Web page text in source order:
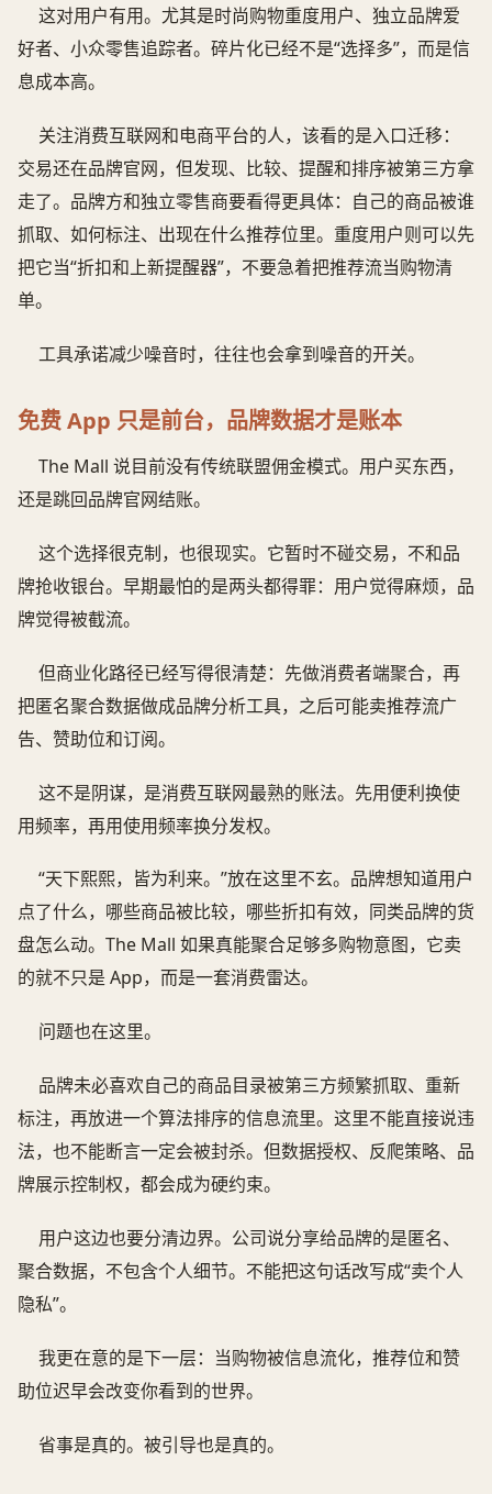
这对用户有用。尤其是时尚购物重度用户、独立品牌爱
好者、小众零售追踪者。碎片化已经不是“选择多”，而是信
息成本高。
关注消费互联网和电商平台的人，该看的是入口迁移：
交易还在品牌官网，但发现、比较、提醒和排序被第三方拿
走了。品牌方和独立零售商要看得更具体：自己的商品被谁
抓取、如何标注、出现在什么推荐位里。重度用户则可以先
把它当“折扣和上新提醒器”，不要急着把推荐流当购物清
单。
工具承诺减少噪音时，往往也会拿到噪音的开关。
免费 App 只是前台，品牌数据才是账本
The Mall 说目前没有传统联盟佣金模式。用户买东西，
还是跳回品牌官网结账。
这个选择很克制，也很现实。它暂时不碰交易，不和品
牌抢收银台。早期最怕的是两头都得罪：用户觉得麻烦，品
牌觉得被截流。
但商业化路径已经写得很清楚：先做消费者端聚合，再
把匿名聚合数据做成品牌分析工具，之后可能卖推荐流广
告、赞助位和订阅。
这不是阴谋，是消费互联网最熟的账法。先用便利换使
用频率，再用使用频率换分发权。
“天下熙熙，皆为利来。”放在这里不玄。品牌想知道用户
点了什么，哪些商品被比较，哪些折扣有效，同类品牌的货
盘怎么动。The Mall 如果真能聚合足够多购物意图，它卖
的就不只是 App，而是一套消费雷达。
问题也在这里。
品牌未必喜欢自己的商品目录被第三方频繁抓取、重新
标注，再放进一个算法排序的信息流里。这里不能直接说违
法，也不能断言一定会被封杀。但数据授权、反爬策略、品
牌展示控制权，都会成为硬约束。
用户这边也要分清边界。公司说分享给品牌的是匿名、
聚合数据，不包含个人细节。不能把这句话改写成“卖个人
隐私”。
我更在意的是下一层：当购物被信息流化，推荐位和赞
助位迟早会改变你看到的世界。
省事是真的。被引导也是真的。